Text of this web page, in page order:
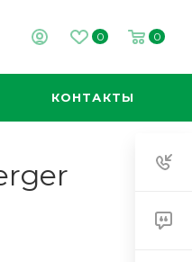
0 0
КОНТАКТЫ